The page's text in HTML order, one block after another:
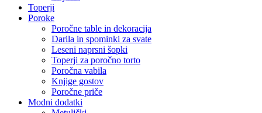
Toperji
Poroke
Poročne table in dekoracija
Darila in spominki za svate
Leseni naprsni šopki
Toperji za poročno torto
Poročna vabila
Knjige gostov
Poročne priče
Modni dodatki